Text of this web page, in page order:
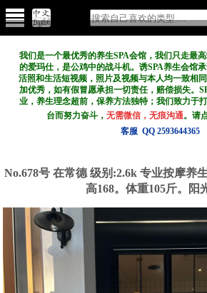
我们是一个最优秀的养生SPA会馆，我们只走最
的爱玛仕，是公鸡中的战斗机。诱SPA养生会馆
活照和生活短视频，照片及视频与本人均一致相
加优秀，如有假冒愿承担一切责任，赔偿损失。
业，养生理念超前，保养方法独特；我们致力于
台而努力奋斗，无需微信，无痕沟通。请
客服 QQ 2593644365
No.678号 在常德 级别:2.6k 专业按摩养
高168。体重105斤。阳